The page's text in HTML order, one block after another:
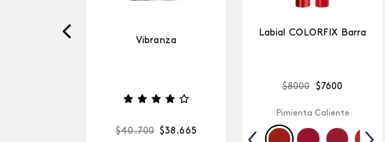
Vibranza
$40.700 $38 .665
Labial COLORFIX Barra
$8000 $7600
Pimienta Caliente